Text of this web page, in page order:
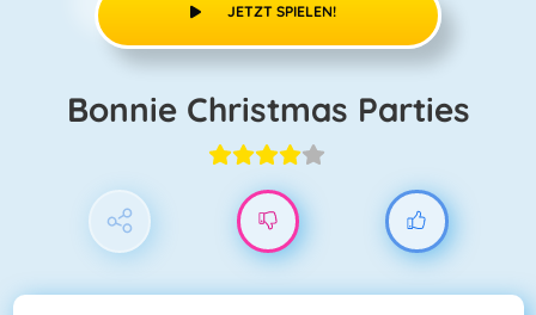
JETZT SPIELEN!
Bonnie Christmas Parties